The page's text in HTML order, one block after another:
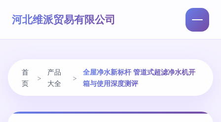
河北维派贸易有限公司
首
页
>
产品
大全
>
全屋净水新标杆 管道式超滤净水机开
箱与使用深度测评